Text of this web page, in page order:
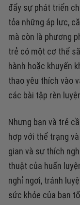
đẩy sự phát triển
tỏa những áp lực,
mà còn là phương
trẻ có một cơ thể
hành hoặc khuyến
thao yêu thích vào
các bài tập rèn
Nhưng bạn và trẻ
hợp với thể trạng
gian và sự thích
thuật của huấn
nghỉ ngơi, tránh
sức khỏe của bạn